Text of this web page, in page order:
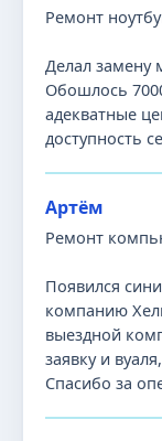
Ремонт
Делал замену
Обошлось
адекватные
доступность
Артём
Ремонт
Появился
компанию
выездной
заявку и
Спасибо за